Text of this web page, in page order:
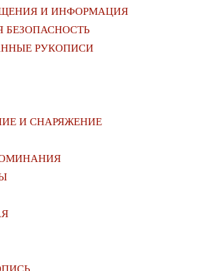
И ИНФОРМАЦИЯ
РУКОПИСИ
И СНАРЯЖЕНИЕ